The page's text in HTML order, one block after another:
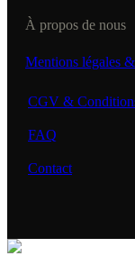
À propos de nous
Mentions légales
CGV &
FAQ
Contact